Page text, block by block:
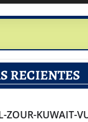
RECIENTES
ZOUR-KUWAIT-